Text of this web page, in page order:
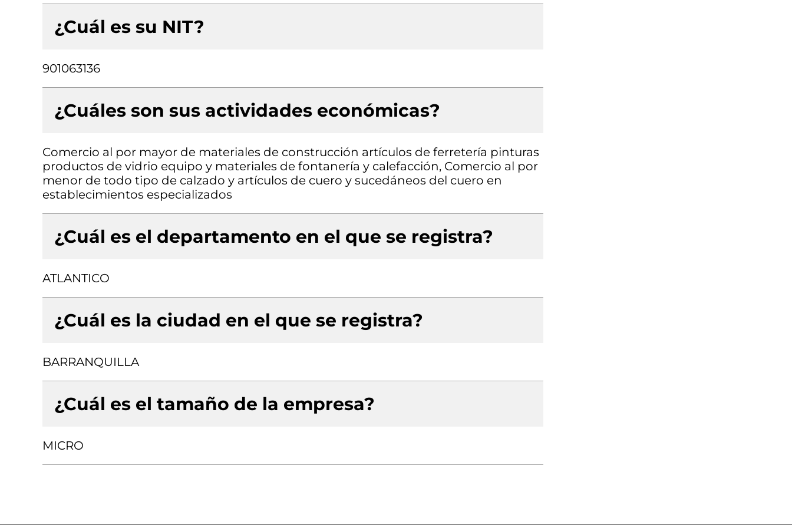
¿Cuál es su NIT?
901063136
¿Cuáles son sus actividades económicas?
Comercio al por mayor de materiales de construcción artículos de ferretería pinturas
productos de vidrio equipo y materiales de fontanería y calefacción, Comercio al por
menor de todo tipo de calzado y artículos de cuero y sucedáneos del cuero en
establecimientos especializados
¿Cuál es el departamento en el que se registra?
ATLANTICO
¿Cuál es la ciudad en el que se registra?
BARRANQUILLA
¿Cuál es el tamaño de la empresa?
MICRO